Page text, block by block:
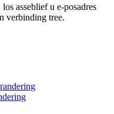
asseblief u e-posadres
verbinding tree.